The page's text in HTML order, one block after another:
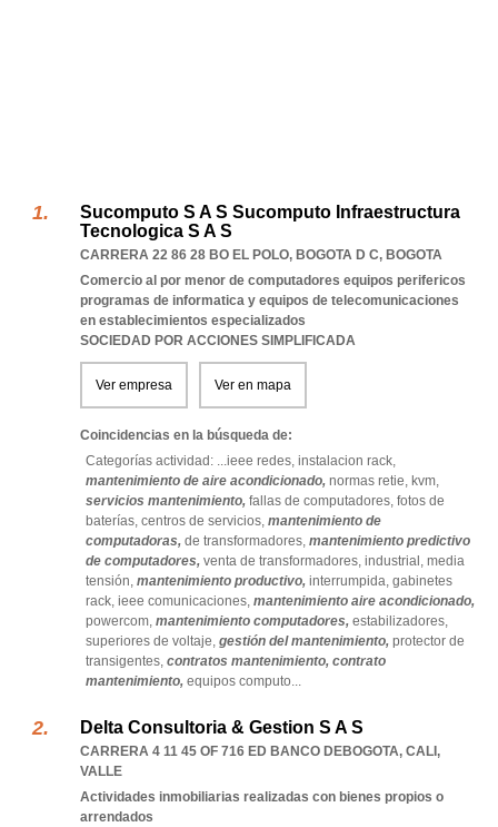
Sucomputo S A S Sucomputo Infraestructura
Tecnologica S A S
CARRERA 22 86 28 BO EL POLO, BOGOTA D C, BOGOTA
Comercio al por menor de computadores equipos perifericos
programas de informatica y equipos de telecomunicaciones
en establecimientos especializados
SOCIEDAD POR ACCIONES SIMPLIFICADA
Ver empresa Ver en mapa
Coincidencias en la búsqueda de:
Categorías actividad: ...ieee redes, instalacion rack,
mantenimiento de aire acondicionado, normas retie, kvm,
servicios mantenimiento, fallas de computadores, fotos de
baterías, centros de servicios, mantenimiento de
computadoras, de transformadores, mantenimiento predictivo
de computadores, venta de transformadores, industrial, media
tensión, mantenimiento productivo, interrumpida, gabinetes
rack, ieee comunicaciones, mantenimiento aire acondicionado,
powercom, mantenimiento computadores, estabilizadores,
superiores de voltaje, gestión del mantenimiento, protector de
transigentes, contratos mantenimiento, contrato
mantenimiento, equipos computo...
Delta Consultoria & Gestion S A S
CARRERA 4 11 45 OF 716 ED BANCO DEBOGOTA, CALI ,
VALLE
Actividades inmobiliarias realizadas con bienes propios o
arrendados